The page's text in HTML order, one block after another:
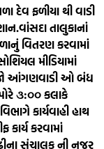
દેવ ફળીયા થી વાડી
વાંસદા તાલુકાનાં
વિતરણ કરવામાં
મીડિયામાં
આંગણવાડી ઓ બંધ
૩:૦૦ કલાકે
કાર્યવાહી હાથ
કરવામાં
સંચાલક ની નજર